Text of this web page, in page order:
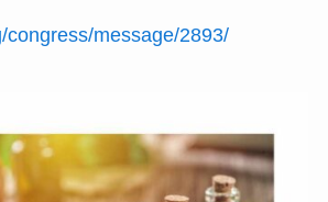
congress/message/2893/